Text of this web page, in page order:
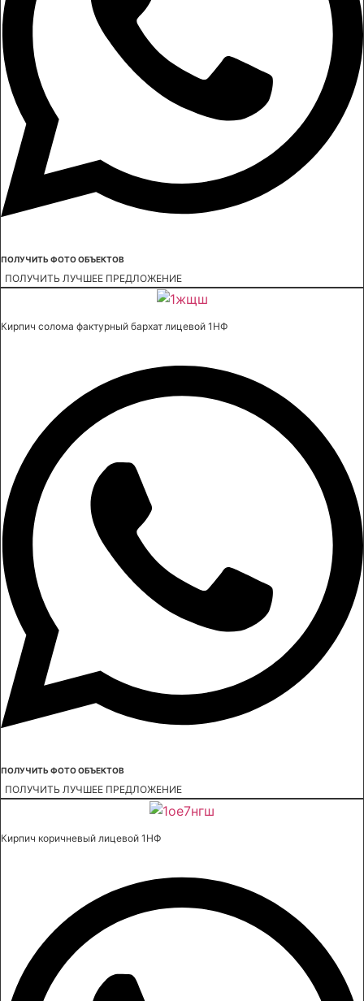
ПОЛУЧИТЬ ФОТО ОБЪЕКТОВ
ПОЛУЧИТЬ ЛУЧШЕЕ ПРЕДЛОЖЕНИЕ
Кирпич солома фактурный бархат лицевой 1НФ
ПОЛУЧИТЬ ФОТО ОБЪЕКТОВ
ПОЛУЧИТЬ ЛУЧШЕЕ ПРЕДЛОЖЕНИЕ
Кирпич коричневый лицевой 1НФ